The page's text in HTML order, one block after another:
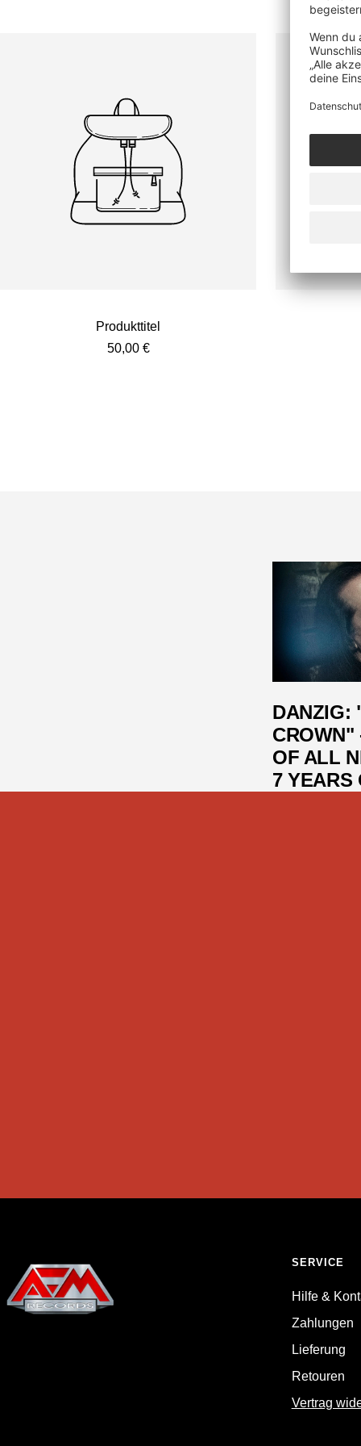
Produkttitel
Angebotspreis
50,00 €
DANZIG:
CROWN"
OF ALL
7 YEARS
SERVICE
Hilfe &
Zahlungen
Lieferung
Retouren
Vertrag